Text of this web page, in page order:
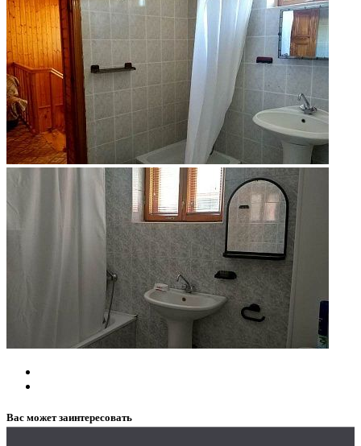
Вас может заинтересовать